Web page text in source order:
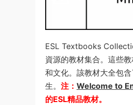
ESL Textbooks
資源的教材集合。這些
和文化。該教材大全包
生。 注： Welcome to
的ESL精品教材。